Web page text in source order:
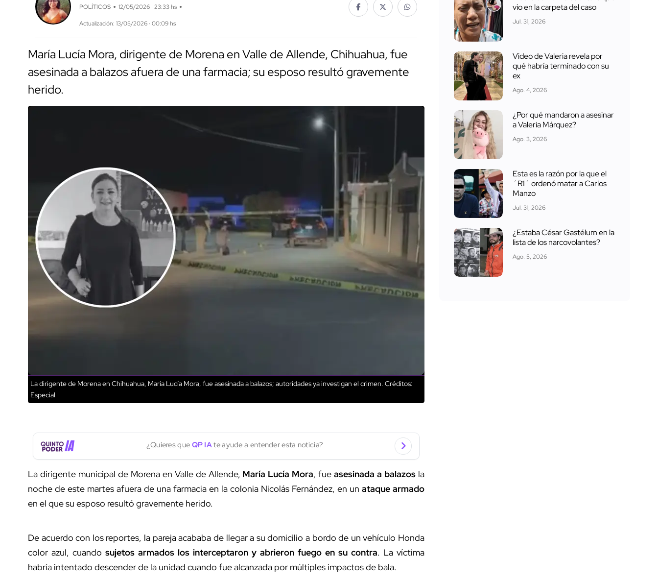
POLÍTICOS 12/05/2026 · 23:33 hs
Actualización: 13/05/2026 · 00:09 hs
María Lucía Mora, dirigente de Morena en Valle de Allende, Chihuahua, fue
asesinada a balazos afuera de una farmacia; su esposo resultó gravemente
herido.
La dirigente de Morena en Chihuahua, María Lucía Mora, fue asesinada a balazos; autoridades ya investigan el crimen. Créditos:
Especial
¿Quieres que QP IAte ayude a entender esta noticia?
La dirigente municipal de Morena en Valle de Allende, María Lucía Mora, fueasesinada a balazos la
noche de este martes afuera de una farmacia en la colonia Nicolás Fernández, en un ataque armado
en el que su esposo resultó gravemente herido.
De acuerdo con los reportes, la pareja acababa de llegar a su domicilio a bordo de un vehículo Honda
color azul, cuando sujetos armados los interceptaron y abrieron fuego en su contra. La víctima
habría intentado descender de la unidad cuando fue alcanzada por múltiples impactos de bala.
vio en la carpeta del caso
Jul. 31, 2026
Video de Valeria revela por
qué habría terminado con su
ex
Ago. 4, 2026
¿Por qué mandaron a asesinar
a Valeria Márquez?
Ago. 3, 2026
Esta es la razón por la que el
´R1´ ordenó matar a Carlos
Manzo
Jul. 31, 2026
¿Estaba César Gastélum en la
lista de los narcovolantes?
Ago. 5, 2026